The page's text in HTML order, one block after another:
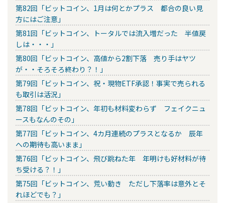
第82回「ビットコイン、1月は何とかプラス 都合の良い見
方にはご注意」
第81回「ビットコイン、トータルでは流入増だった 半値戻
しは・・・」
第80回「ビットコイン、高値から2割下落 売り手はヤツ
が・・そろそろ終わり？！」
第79回「ビットコイン、祝・現物ETF承認！事実で売られる
も取引は活況」
第78回「ビットコイン、年初も材料変わらず フェイクニュ
ースもなんのその」
第77回「ビットコイン、4カ月連続のプラスとなるか 辰年
への期待も高いまま」
第76回「ビットコイン、飛び跳ねた年 年明けも好材料が待
ち受ける？！」
第75回「ビットコイン、荒い動き ただし下落率は意外とそ
れほどでも？」